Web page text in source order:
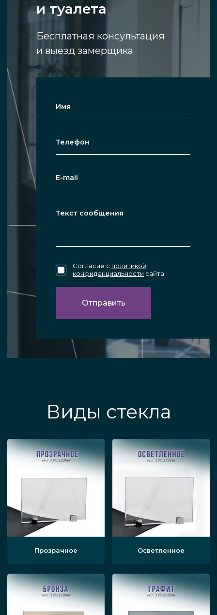
и туалета
Бесплатная консультация
и выезд замерщика
Согласие с политикой
конфиденциальности сайта
Виды стекла
Прозрачное Осветленное